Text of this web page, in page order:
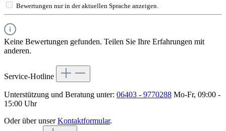
Bewertungen nur in der aktuellen Sprache anzeigen.
Keine Bewertungen gefunden. Teilen Sie Ihre Erfahrungen mit
anderen.
Service-Hotline
Unterstützung und Beratung unter: 06403 - 9770288 Mo-Fr, 09:00 -
15:00 Uhr
Oder über unserKontaktformular.